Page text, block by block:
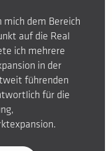
mich dem Bereich
auf die Real
ich mehrere
in der
führenden
für die